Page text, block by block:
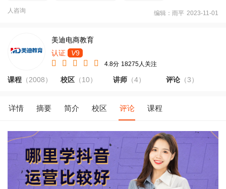
人咨询 2023-11-01
编辑：雨平
美迪电商教育
认证
V9
4.8分 18275人关注
课程 （2008） 校区（10） 讲师 （4） 评论（3）
详情 摘要 简介 校区 评论 课程